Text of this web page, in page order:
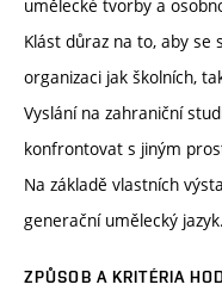
umělecké tvorby a
Klást důraz na to, aby se
organizaci jak školních,
Vyslání na zahraniční
konfrontovat s jiným
Na základě vlastních
generační umělecký jazyk.
ZPŮSOB A KRITÉRIA